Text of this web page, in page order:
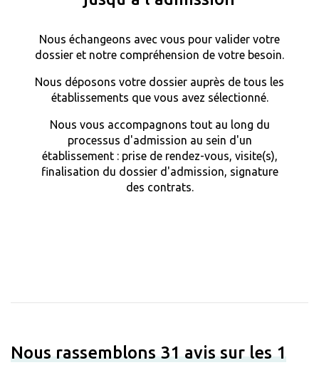
Nous échangeons avec vous pour valider votre
dossier et notre compréhension de votre besoin.
Nous déposons votre dossier auprès de tous les
établissements que vous avez sélectionné.
Nous vous accompagnons tout au long du
processus d'admission au sein d'un
établissement : prise de rendez-vous, visite(s),
finalisation du dossier d'admission, signature
des contrats.
Nous rassemblons 31 avis sur les 1